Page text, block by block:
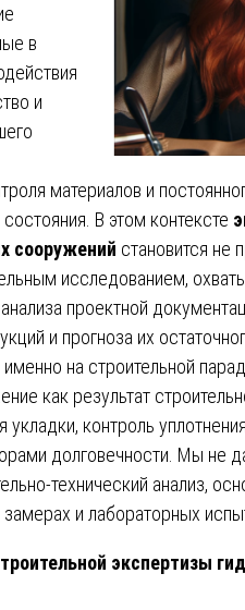
в
и
материалов и
В этом контексте
сооружений становится не
исследованием,
проектной
и прогноза их
на строительной
как результат
укладки, контроль
долговечности. Мы не
технический анализ,
и лабораторных
экспертизы